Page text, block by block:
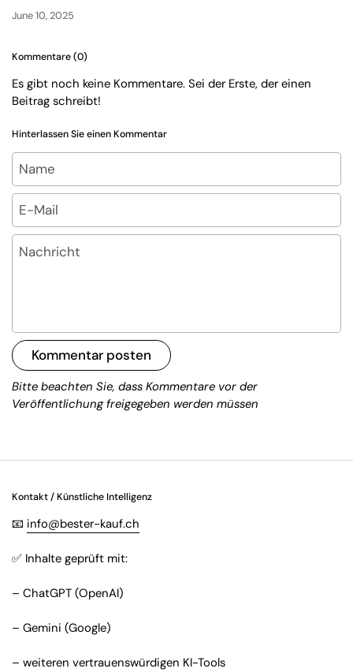
June 10, 2025
Kommentare (0)
Es gibt noch keine Kommentare. Sei der Erste, der einen
Beitrag schreibt!
Hinterlassen Sie einen Kommentar
Name
E-Mail
Nachricht
Kommentar posten
Bitte beachten Sie, dass Kommentare vor der
Veröffentlichung freigegeben werden müssen
Kontakt / Künstliche Intelligenz
📧 info@bester-kauf.ch
✅ Inhalte geprüft mit:
– ChatGPT (OpenAI)
– Gemini (Google)
– weiteren vertrauenswürdigen KI-Tools